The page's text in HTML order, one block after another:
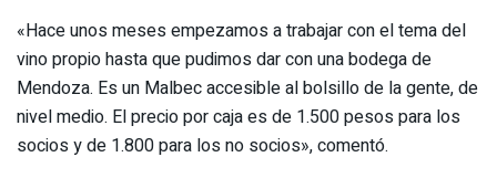
«Hace unos meses empezamos a trabajar con el tema del
vino propio hasta que pudimos dar con una bodega de
Mendoza. Es un Malbec accesible al bolsillo de la gente, de
nivel medio. El precio por caja es de 1.500 pesos para los
socios y de 1.800 para los no socios», comentó.